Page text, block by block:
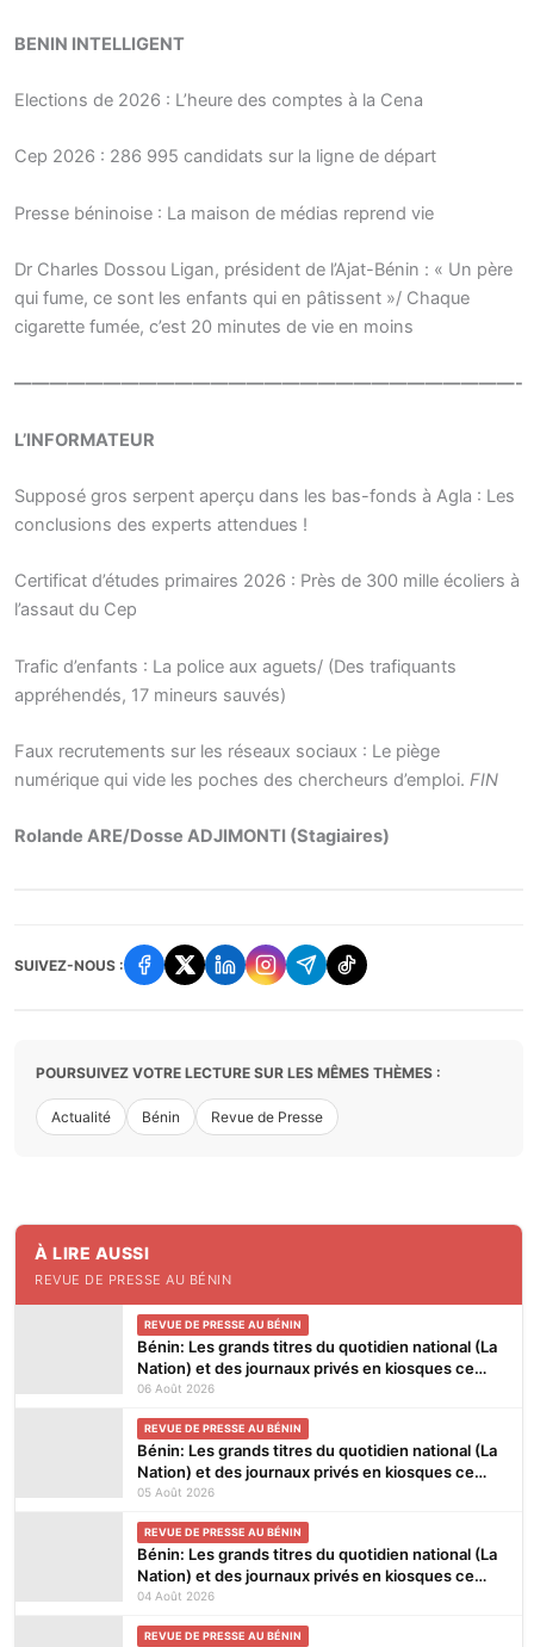
BENIN INTELLIGENT
Elections de 2026 : L’heure des comptes à la Cena
Cep 2026 : 286 995 candidats sur la ligne de départ
Presse béninoise : La maison de médias reprend vie
Dr Charles Dossou Ligan, président de l’Ajat-Bénin : « Un père
qui fume, ce sont les enfants qui en pâtissent »/ Chaque
cigarette fumée, c’est 20 minutes de vie en moins
————————————————————————————-
L’INFORMATEUR
Supposé gros serpent aperçu dans les bas-fonds à Agla : Les
conclusions des experts attendues !
Certificat d’études primaires 2026 : Près de 300 mille écoliers à
l’assaut du Cep
Trafic d’enfants : La police aux aguets/ (Des trafiquants
appréhendés, 17 mineurs sauvés)
Faux recrutements sur les réseaux sociaux : Le piège
numérique qui vide les poches des chercheurs d’emploi. FIN
Rolande ARE/Dosse ADJIMONTI (Stagiaires)
SUIVEZ-NOUS :
POURSUIVEZ VOTRE LECTURE SUR LES MÊMES THÈMES :
Actualité Bénin Revue de Presse
À LIRE AUSSI
REVUE DE PRESSE AU BÉNIN
REVUE DE PRESSE AU BÉNIN
Bénin: Les grands titres du quotidien national (La
Nation) et des journaux privés en kiosques ce
jeudi 6 Août 2026
06 Août 2026
REVUE DE PRESSE AU BÉNIN
Bénin: Les grands titres du quotidien national (La
Nation) et des journaux privés en kiosques ce
mercredi 5 Août 2026
05 Août 2026
REVUE DE PRESSE AU BÉNIN
Bénin: Les grands titres du quotidien national (La
Nation) et des journaux privés en kiosques ce
mardi 4 Août 2026
04 Août 2026
REVUE DE PRESSE AU BÉNIN